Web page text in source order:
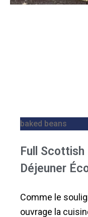
baked beans
Full
Déjeuner
Comme le
ouvrage la